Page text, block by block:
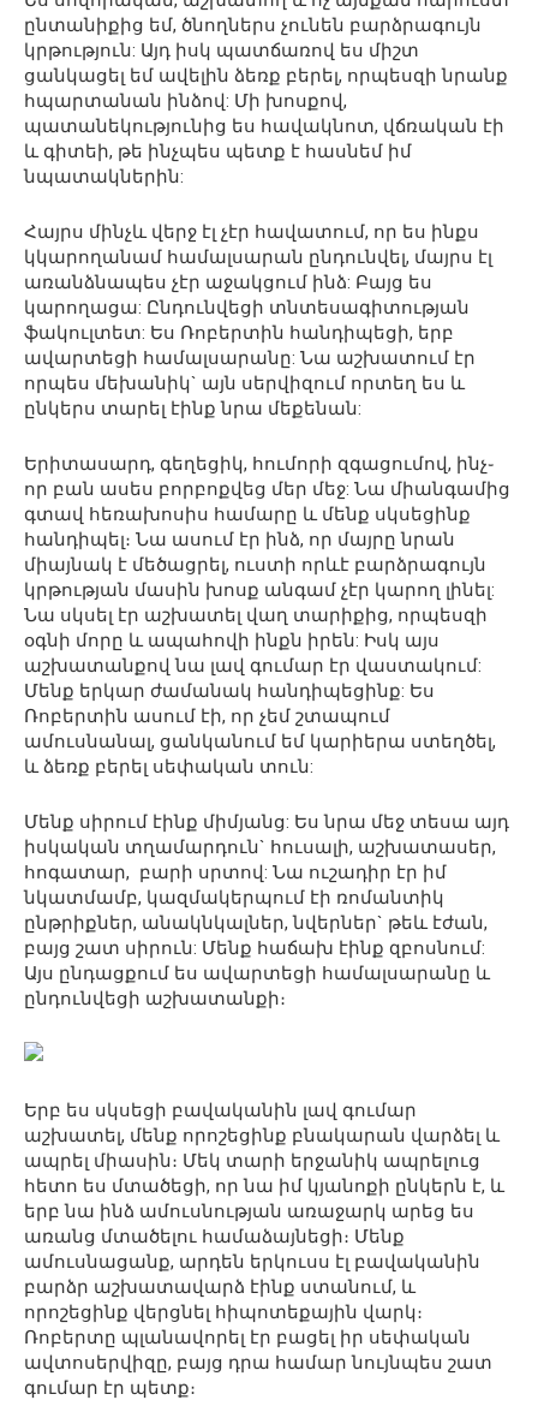
ընտանիքից եմ, ծնողներս չունեն բարձրագույն
կրթություն: Այդ իսկ պատճառով ես միշտ
ցանկացել եմ ավելին ձեռք բերել, որպեսզի նրանք
հպարտանան ինձով: Մի խոսքով,
պատանեկությունից ես հավակնոտ, վճռական էի
և գիտեի, թե ինչպես պետք է հասնեմ իմ
նպատակներին:
Հայրս մինչև վերջ էլ չէր հավատում, որ ես ինքս
կկարողանամ համալսարան ընդունվել, մայրս էլ
առանձնապես չէր աջակցում ինձ: Բայց ես
կարողացա: Ընդունվեցի տնտեսագիտության
ֆակուլտետ: Ես Ռոբերտին հանդիպեցի, երբ
ավարտեցի համալսարանը: Նա աշխատում էր
որպես մեխանիկ` այն սերվիզում որտեղ ես և
ընկերս տարել էինք նրա մեքենան:
Երիտասարդ, գեղեցիկ, հումորի զգացումով, ինչ֊
որ բան ասես բորբոքվեց մեր մեջ: Նա միանգամից
գտավ հեռախոսիս համարը և մենք սկսեցինք
հանդիպել։ Նա ասում էր ինձ, որ մայրը նրան
միայնակ է մեծացրել, ուստի որևէ բարձրագույն
կրթության մասին խոսք անգամ չէր կարող լինել:
Նա սկսել էր աշխատել վաղ տարիքից, որպեսզի
օգնի մորը և ապահովի ինքն իրեն: Իսկ այս
աշխատանքով նա լավ գումար էր վաստակում:
Մենք երկար ժամանակ հանդիպեցինք: Ես
Ռոբերտին ասում էի, որ չեմ շտապում
ամուսնանալ, ցանկանում եմ կարիերա ստեղծել,
և ձեռք բերել սեփական տուն:
Մենք սիրում էինք միմյանց: Ես նրա մեջ տեսա այդ
իսկական տղամարդուն` հուսալի, աշխատասեր,
հոգատար, բարի սրտով: Նա ուշադիր էր իմ
նկատմամբ, կազմակերպում էի ռոմանտիկ
ընթրիքներ, անակնկալներ, նվերներ` թեև էժան,
բայց շատ սիրուն: Մենք հաճախ էինք զբոսնում:
Այս ընդացքում ես ավարտեցի համալսարանը և
ընդունվեցի աշխատանքի։
Երբ ես սկսեցի բավականին լավ գումար
աշխատել, մենք որոշեցինք բնակարան վարձել և
ապրել միասին։ Մեկ տարի երջանիկ ապրելուց
հետո ես մտածեցի, որ նա իմ կյանոքի ընկերն է, և
երբ նա ինձ ամուսնության առաջարկ արեց ես
առանց մտածելու համաձայնեցի։ Մենք
ամուսնացանք, արդեն երկուսս էլ բավականին
բարձր աշխատավարձ էինք ստանում, և
որոշեցինք վերցնել հիպոտեքային վարկ։
Ռոբերտը պլանավորել էր բացել իր սեփական
ավտոսերվիզը, բայց դրա համար նույնպես շատ
գումար էր պետք։